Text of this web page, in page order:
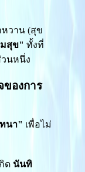
หวาน (สุข
มสุข" ทั้งที่
นหนึ่ง
องการ
นา" เพื่อไม่
ด นันทิ